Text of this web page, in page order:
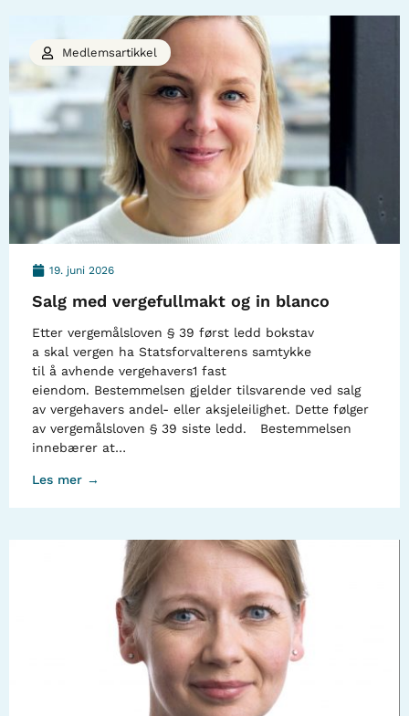
19. juni 2026
Salg med vergefullmakt og in blanco
Etter vergemålsloven § 39 først ledd bokstav
a skal vergen ha Statsforvalterens samtykke
til å avhende vergehavers1 fast
eiendom. Bestemmelsen gjelder tilsvarende ved salg
av vergehavers andel- eller aksjeleilighet. Dette følger
av vergemålsloven § 39 siste ledd. Bestemmelsen
innebærer at…
Les mer →
Medlemsartikkel